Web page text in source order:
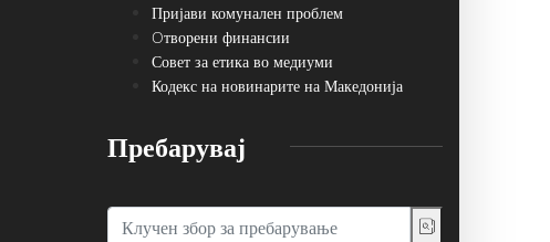
Пријави комунален проблем
Oтворени финансии
Совет за етика во медиуми
Кодекс на новинарите на Македонија
Пребарувај